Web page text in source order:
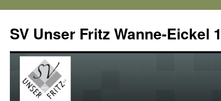
SV Unser Fritz Wanne-Eickel